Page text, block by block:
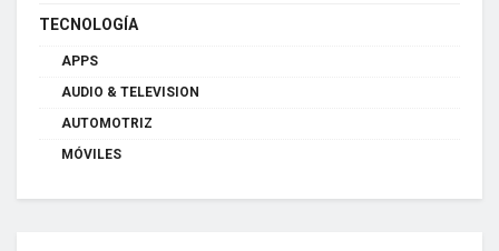
TECNOLOGÍA
APPS
AUDIO & TELEVISION
AUTOMOTRIZ
MÓVILES